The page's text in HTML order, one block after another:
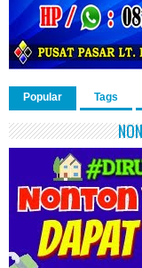
Popular Tags